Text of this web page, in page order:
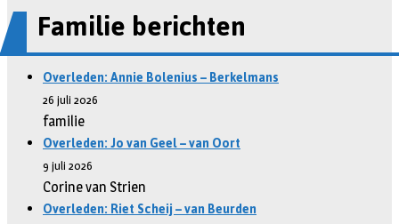
Familie berichten
Overleden: Annie Bolenius – Berkelmans
26 juli 2026
familie
Overleden: Jo van Geel – van Oort
9 juli 2026
Corine van Strien
Overleden: Riet Scheij – van Beurden